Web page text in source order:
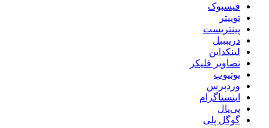
فیسبوک
توییتر
پینتریست
دریبببل
لینکداین
تصاویر فلیکر
یوتیوب
وردپرس
اینستاگرام
پی‌پال
گوگل پلی